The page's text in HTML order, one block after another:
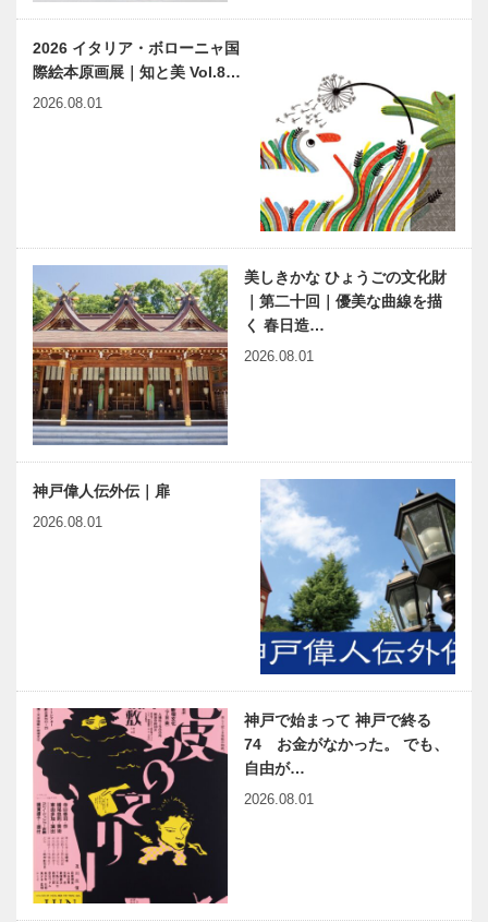
2026 イタリア・ボローニャ国
際絵本原画展｜知と美 Vol.8…
2026.08.01
美しきかな ひょうごの文化財
｜第二十回｜優美な曲線を描
く 春日造…
2026.08.01
神戸偉人伝外伝｜扉
2026.08.01
神戸で始まって 神戸で終る
74 お金がなかった。 でも、
自由が…
2026.08.01